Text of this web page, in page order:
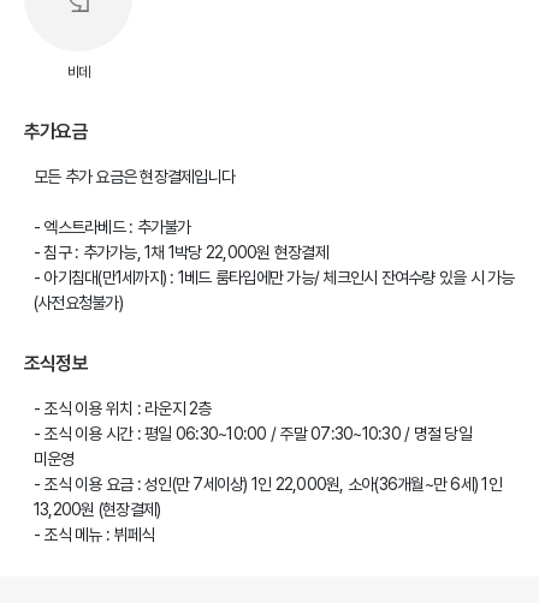
비데
추가요금
모든 추가 요금은 현장결제입니다
- 엑스트라베드 : 추가불가
- 침구 : 추가가능, 1채 1박당 22,000원 현장결제
- 아기침대(만1세까지) : 1베드 룸타입에만 가능/ 체크인시 잔여수량 있을 시 가능
(사전요청불가)
조식정보
- 조식 이용 위치 : 라운지 2층
- 조식 이용 시간 : 평일 06:30~10:00 / 주말 07:30~10:30 / 명절 당일
미운영
- 조식 이용 요금 : 성인(만 7세이상) 1인 22,000원, 소아(36개월~만 6세) 1인
13,200원 (현장결제)
- 조식 메뉴 : 뷔페식